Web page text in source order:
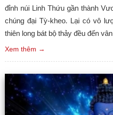
đỉnh núi Linh Thứu gần thành
chúng đại Tỳ-kheo. Lại có vô
thiên long bát bộ thảy đều đến
Xem thêm →